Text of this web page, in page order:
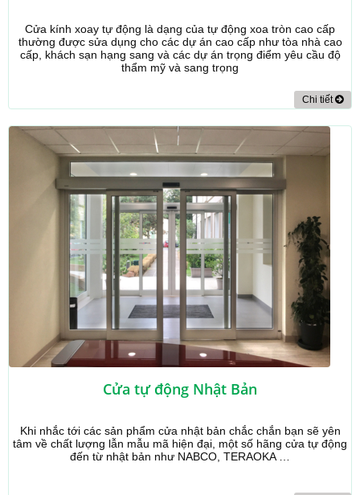
Cửa kính xoay tự động là dạng của tự động xoa tròn cao cấp
thường được sửa dụng cho các dự án cao cấp như tòa nhà cao
cấp, khách sạn hạng sang và các dự án trọng điểm yêu cầu độ
thẩm mỹ và sang trọng
Chi tiết
Cửa tự động Nhật Bản
Khi nhắc tới các sản phẩm cửa nhật bản chắc chắn bạn sẽ yên
tâm về chất lượng lẫn mẫu mã hiện đại, một số hãng cửa tự động
đến từ nhật bản như NABCO, TERAOKA …